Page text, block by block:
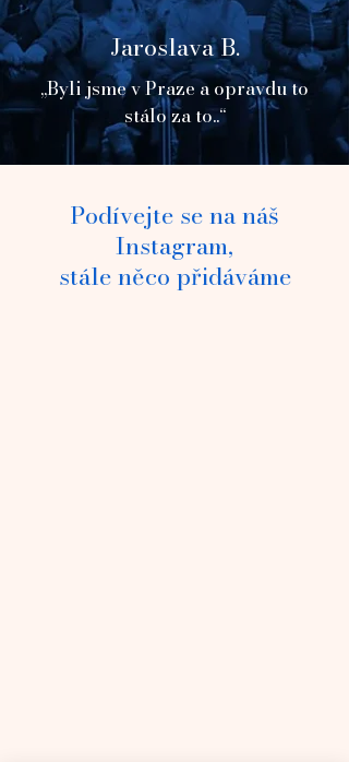
Jaroslava B.
„Byli jsme v Praze a opravdu to
stálo za to..“
Podívejte se na náš
Instagram,
stále něco přidáváme